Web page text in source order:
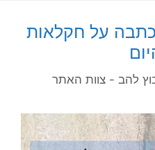
על חקלאות
להב - צוות האתר